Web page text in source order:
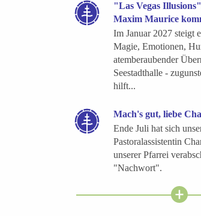
"Las Vegas
Maxim Maurice
Im Januar 2027 steigt
Magie, Emotionen,
atemberaubender
Seestadthalle -
hilft...
Mach's gut, liebe
Ende Juli hat sich
Pastoralassistentin
unserer Pfarrei
"Nachwort".